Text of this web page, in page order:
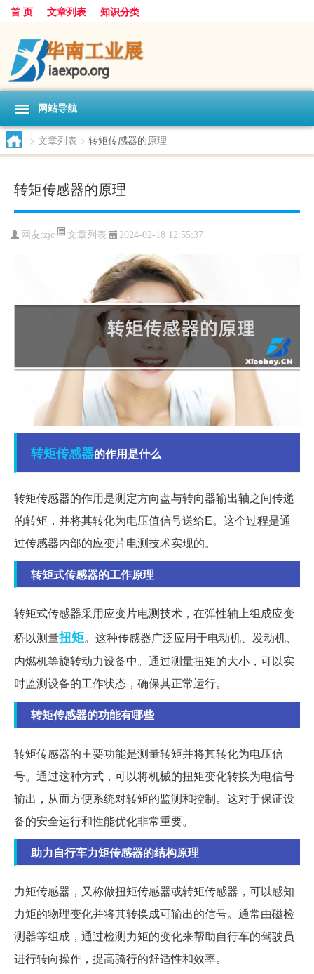
首 页 文章列表 知识分类
网站导航
> 文章列表 > 转矩传感器的原理
转矩传感器的原理
网友:zjc 文章列表 2024-02-18 12:55:37
转矩传感器的作用是什么
转矩传感器的作用是测定方向盘与转向器输出轴之间传递
的转矩，并将其转化为电压值信号送给E。这个过程是通
过传感器内部的应变片电测技术实现的。
转矩式传感器的工作原理
转矩式传感器采用应变片电测技术，在弹性轴上组成应变
桥以测量扭矩。这种传感器广泛应用于电动机、发动机、
内燃机等旋转动力设备中。通过测量扭矩的大小，可以实
时监测设备的工作状态，确保其正常运行。
转矩传感器的功能有哪些
转矩传感器的主要功能是测量转矩并将其转化为电压信
号。通过这种方式，可以将机械的扭矩变化转换为电信号
输出，从而方便系统对转矩的监测和控制。这对于保证设
备的安全运行和性能优化非常重要。
助力自行车力矩传感器的结构原理
力矩传感器，又称做扭矩传感器或转矩传感器，可以感知
力矩的物理变化并将其转换成可输出的信号。通常由磁检
测器等组成，通过检测力矩的变化来帮助自行车的驾驶员
进行转向操作，提高骑行的舒适性和效率。